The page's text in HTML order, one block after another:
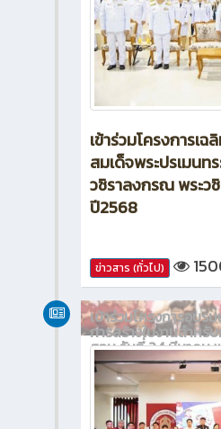
เข้าร่วมโครงการเ
สมเด็จพระปรเมน
วชิราลงกรณ พระวชิ
ปี2568
ข่าวสาร (ทั่วไป)
เข้าร่วมโครงการอบร
การสร้างใบงานสำหรั
สอน วันที่ 24 มีนาคม